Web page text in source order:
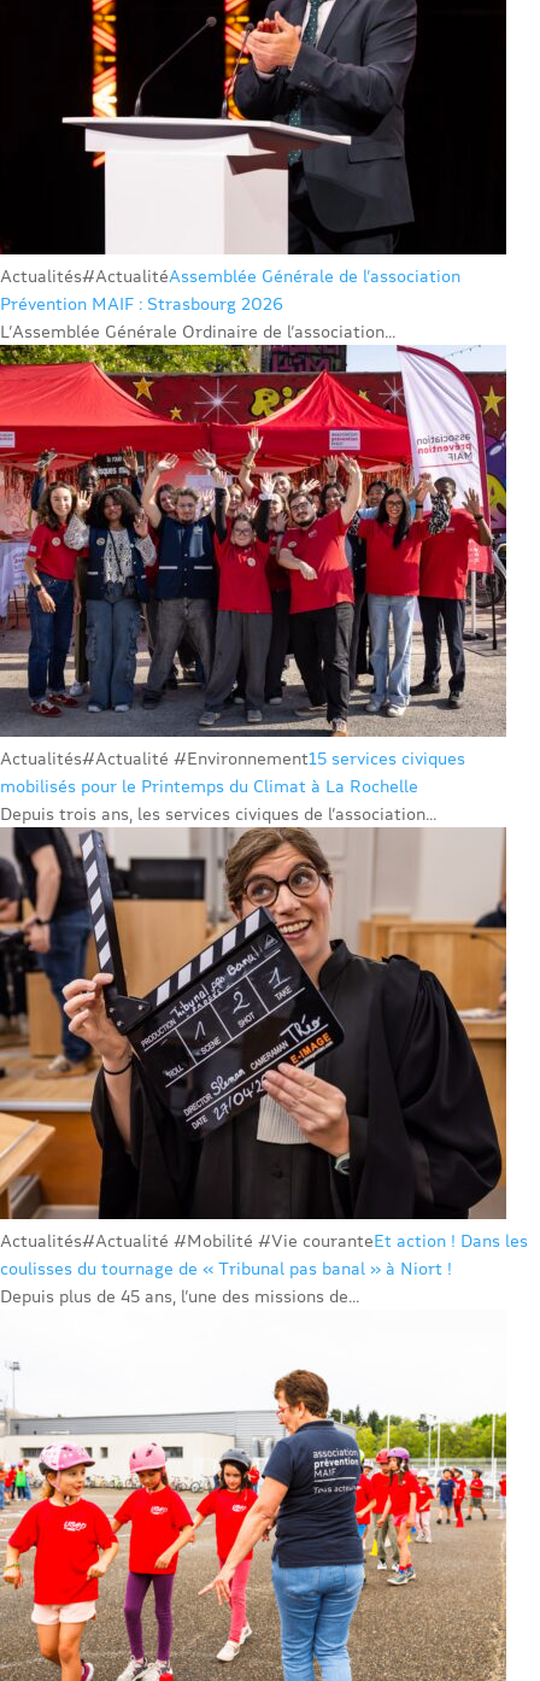
Actualités#ActualitéAssemblée Générale de l’association
Prévention MAIF : Strasbourg 2026
L’Assemblée Générale Ordinaire de l’association...
Actualités#Actualité #Environnement15 services civiques
mobilisés pour le Printemps du Climat à La Rochelle
Depuis trois ans, les services civiques de l’association...
Actualités#Actualité #Mobilité #Vie couranteEt action ! Dans les
coulisses du tournage de « Tribunal pas banal » à Niort !
Depuis plus de 45 ans, l’une des missions de...